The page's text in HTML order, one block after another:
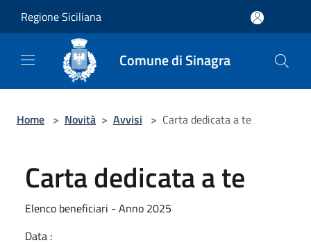
Regione Siciliana
Comune di Sinagra
Home > Novità > Avvisi > Carta dedicata a te
Carta dedicata a te
Elenco beneficiari - Anno 2025
Data :